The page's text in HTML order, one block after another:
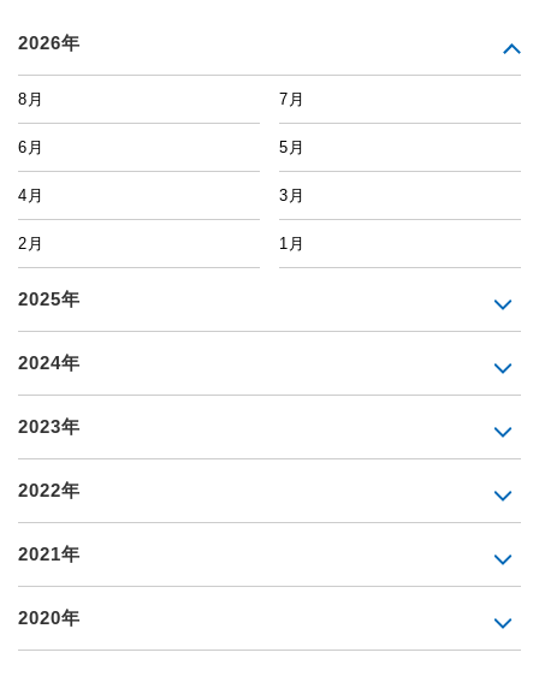
2026年
8月 7月
6月 5月
4月 3月
2月 1月
2025年
2024年
2023年
2022年
2021年
2020年